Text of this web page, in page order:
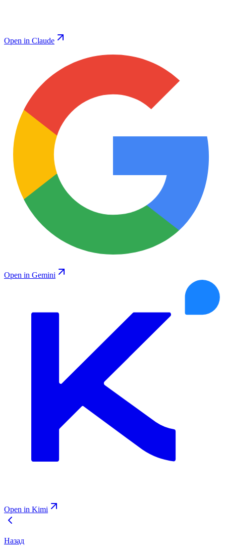
Open in Claude
Open in Gemini
Open in Kimi
Назад